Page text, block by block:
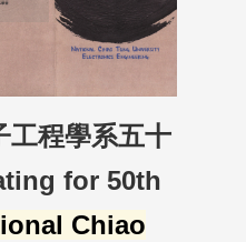
工程學系五十
for 50th
Chiao